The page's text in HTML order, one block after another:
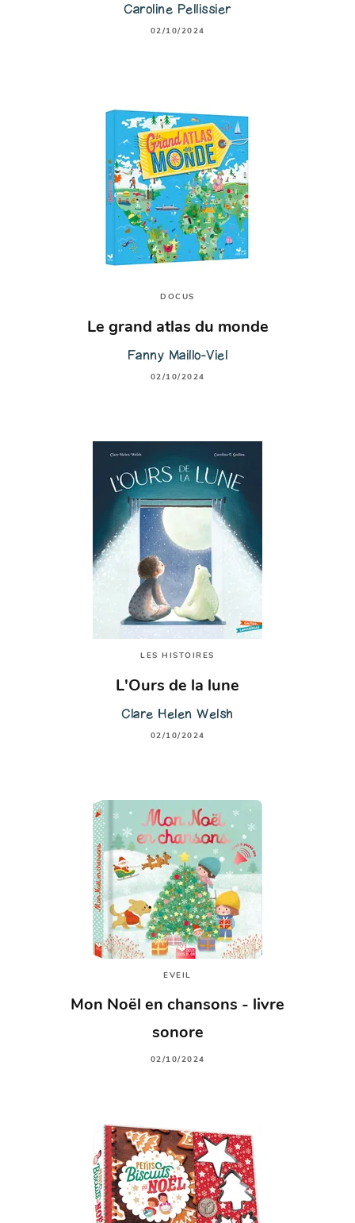
Caroline Pellissier
02/10/2024
DOCUS
Le grand atlas du monde
Fanny Maillo-Viel
02/10/2024
LES HISTOIRES
L'Ours de la lune
Clare Helen Welsh
02/10/2024
EVEIL
Mon Noël en chansons - livre
sonore
02/10/2024